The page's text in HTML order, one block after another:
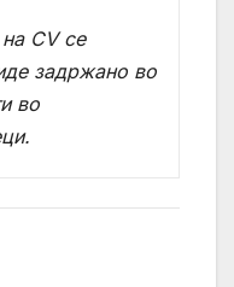
CVсе
задржано во
во